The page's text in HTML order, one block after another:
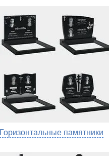
Горизонтальные памятники